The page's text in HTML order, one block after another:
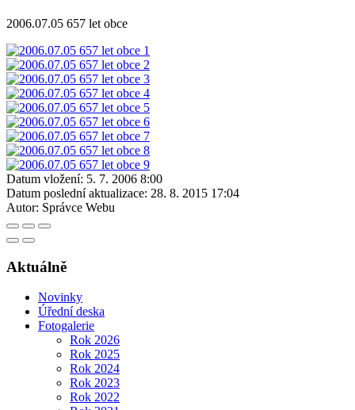
2006.07.05 657 let obce
Datum vložení: 5. 7. 2006 8:00
Datum poslední aktualizace: 28. 8. 2015 17:04
Autor: Správce Webu
Aktuálně
Novinky
Úřední deska
Fotogalerie
Rok 2026
Rok 2025
Rok 2024
Rok 2023
Rok 2022